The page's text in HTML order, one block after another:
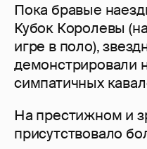
Пока бравые
Кубок Королевы
игре в поло),
демонстрировали
симпатичных
На престижном и
присутствовало